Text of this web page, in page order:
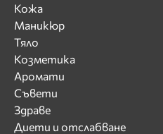
Кожа
Маникюр
Тяло
Козметика
Аромати
Съвети
Здраве
Диети и отслабване